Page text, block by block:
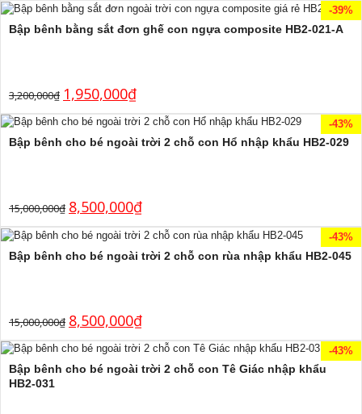
-39%
Bập bênh bằng sắt đơn ghế con ngựa composite HB2-021-A
3,200,000₫ 1,950,000₫
-43%
Bập bênh cho bé ngoài trời 2 chỗ con Hổ nhập khẩu HB2-029
15,000,000₫ 8,500,000₫
-43%
Bập bênh cho bé ngoài trời 2 chỗ con rùa nhập khẩu HB2-045
15,000,000₫ 8,500,000₫
-43%
Bập bênh cho bé ngoài trời 2 chỗ con Tê Giác nhập khẩu
HB2-031